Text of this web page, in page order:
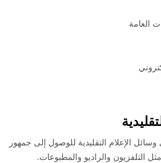
العامة
الإعلام التقليدية للوصول إلى جمهور
التلفزيون والراديو والمطبوعات.